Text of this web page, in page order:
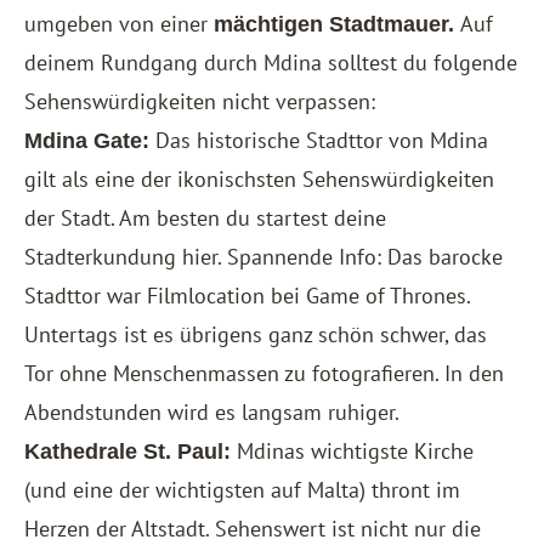
umgeben von einer mächtigen Stadtmauer. Auf
deinem Rundgang durch Mdina solltest du folgende
Sehenswürdigkeiten nicht verpassen:
Mdina Gate: Das historische Stadttor von Mdina
gilt als eine der ikonischsten Sehenswürdigkeiten
der Stadt. Am besten du startest deine
Stadterkundung hier. Spannende Info: Das barocke
Stadttor war Filmlocation bei Game of Thrones.
Untertags ist es übrigens ganz schön schwer, das
Tor ohne Menschenmassen zu fotografieren. In den
Abendstunden wird es langsam ruhiger.
Kathedrale St. Paul: Mdinas wichtigste Kirche
(und eine der wichtigsten auf Malta) thront im
Herzen der Altstadt. Sehenswert ist nicht nur die